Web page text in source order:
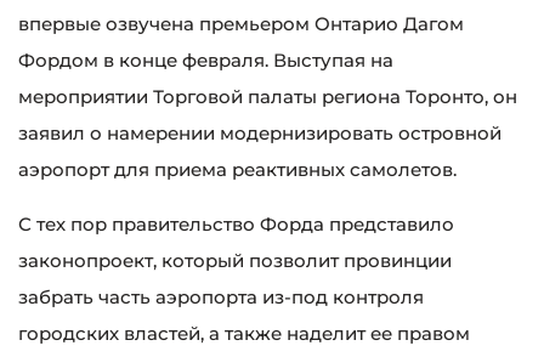
впервые озвучена премьером Онтарио Дагом
Фордом в конце февраля. Выступая на
мероприятии Торговой палаты региона Торонто, он
заявил о намерении модернизировать островной
аэропорт для приема реактивных самолетов.
С тех пор правительство Форда представило
законопроект, который позволит провинции
забрать часть аэропорта из-под контроля
городских властей, а также наделит ее правом